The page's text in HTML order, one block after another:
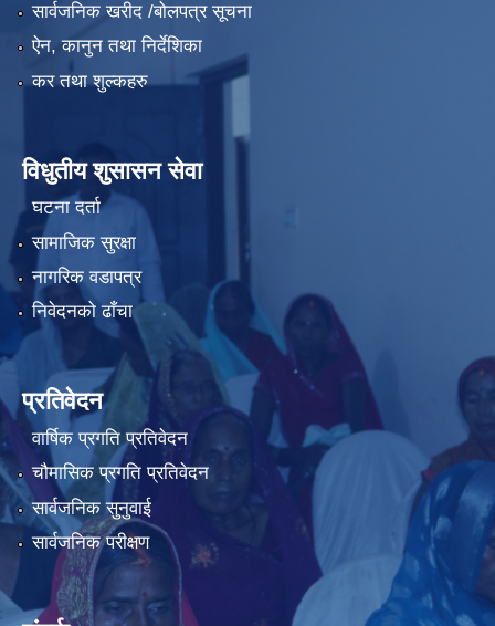
सार्वजनिक खरीद /बोलपत्र सूचना
ऐन, कानुन तथा निर्देशिका
कर तथा शुल्कहरु
विधुतीय शुसासन सेवा
घटना दर्ता
सामाजिक सुरक्षा
नागरिक वडापत्र
निवेदनको ढाँचा
प्रतिवेदन
वार्षिक प्रगति प्रतिवेदन
चौमासिक प्रगति प्रतिवेदन
सार्वजनिक सुनुवाई
सार्वजनिक परीक्षण